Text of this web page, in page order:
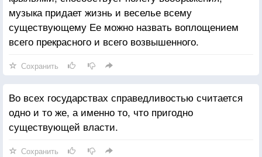
музыка придает жизнь и веселье всему
существующему Ее можно назвать воплощением
всего прекрасного и всего возвышенного.
Сохранить
Во всех государствах справедливостью считается
одно и то же, а именно то, что пригодно
существующей власти.
Сохранить